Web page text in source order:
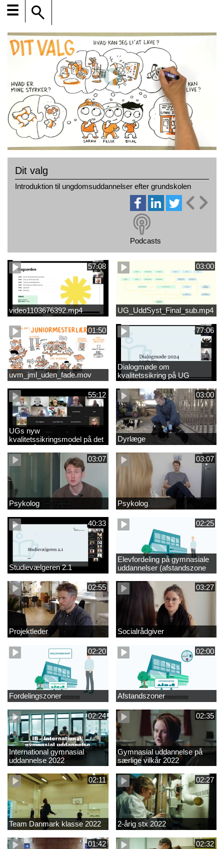
☰
Dit valg
Introduktion til ungdomsuddannelser efter grundskolen
Podcasts
57:08
video1103676392.mp4
03:00
UG_UddSyst_Final_sub.mp4
01:50
uvm_jml_uden_fade.mov
77:06
Dialogmøde om
kvalitetssikring på UG
55:12
UGs nyw
kvalitetssikringsmodel på det
videregående område
03:00
Dyrlæge
03:07
Psykolog
03:07
Psykolog
40:33
Studievælgeren 2.1
02:25
Elevfordeling på gymnasiale
uddannelser (afstandszone
redigeret)
02:55
Projektleder
03:27
Socialrådgiver
02:20
Fordelingszoner
02:00
Afstandszoner
02:24
International gymnasial
uddannelse 2022
02:35
Gymnasial uddannelse på
særlige vilkår 2022
02:11
Team Danmark klasse 2022
02:27
2-årig stx 2022
01:42 02:32